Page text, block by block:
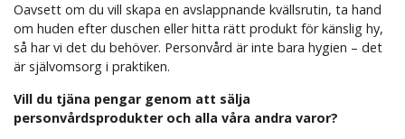
Oavsett om du vill skapa en avslappnande kvällsrutin, ta hand
om huden efter duschen eller hitta rätt produkt för känslig hy,
så har vi det du behöver. Personvård är inte bara hygien – det
är självomsorg i praktiken.
Vill du tjäna pengar genom att sälja
personvårdsprodukter och alla våra andra varor?